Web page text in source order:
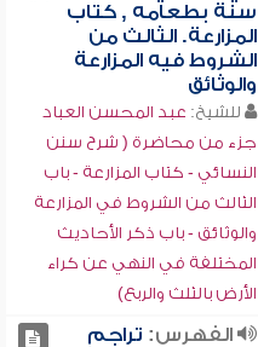
سنة بطعامه , كتاب
المزارعة. الثالث من
الشروط فيه المزارعة
والوثائق
للشيخ: عبد المحسن العباد
جزء من محاضرة ( شرح سنن
النسائي - كتاب المزارعة - باب
الثالث من الشروط في المزارعة
والوثائق - باب ذكر الأحاديث
المختلفة في النهي عن كراء
الأرض بالثلث والربع)
الفهرس: تراجم